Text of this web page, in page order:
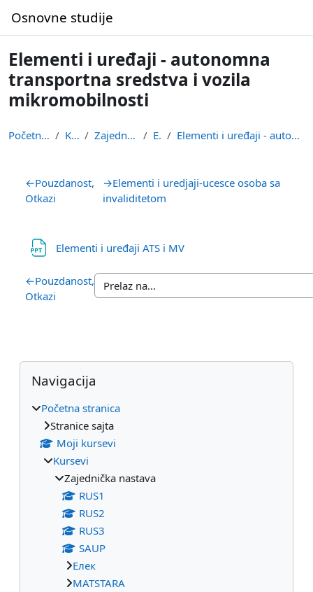
Osnovne studije
Elementi i uređaji - autonomna
transportna sredstva i vozila
mikromobilnosti
Početna stranica Kursevi Zajednička nastava ETSU Elementi i uređaji - autonomna transportna sredstv...
Pregled sekcija
←Pouzdanost,
Otkazi
→Elementi i uredjaji-ucesce osoba sa
invaliditetom
Elementi i uređaji ATS i MV
←Pouzdanost,
Otkazi
Blokovi
Preskoči Navigacija
Navigacija
Početna stranica
Stranice sajta
Moji kursevi
Kursevi
Zajednička nastava
RUS1
RUS2
RUS3
SAUP
Eлек
МАТSTARA